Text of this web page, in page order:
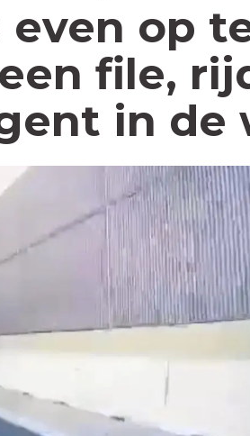
even op
file,
in de